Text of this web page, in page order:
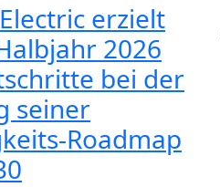
erzielt
2026
bei der
seiner
Roadmap